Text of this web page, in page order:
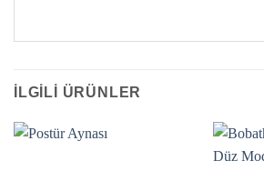
İLGILI ÜRÜNLER